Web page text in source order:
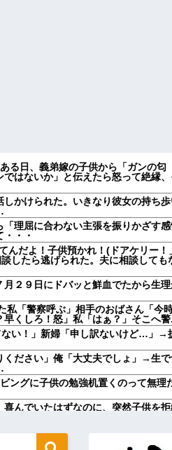
る日、義弟嫁の子供から「ガンの匂
はないか」と伝えたら怒って絶縁
かけられた。いきなり彼女の持ち
理屈に合わない主張を振りかざす
・・
んだよ！子供預かれ！(ドアケリー！
したら逃げられた。夫に相談しても
２９日にドバッと鮮血でたから生
私「警察呼ぶ」相手のおばさん「今
くしろ！怒」私「はぁ？」そこへ警
ない！」新婦「申し訳ないけど…」→
ください」俺「大丈夫でしょ」→生
ングに子供の勉強机置くのって無理
んでいたはずなのに、突然子供を
ら嫁がキレ出した。嫁はどうしても